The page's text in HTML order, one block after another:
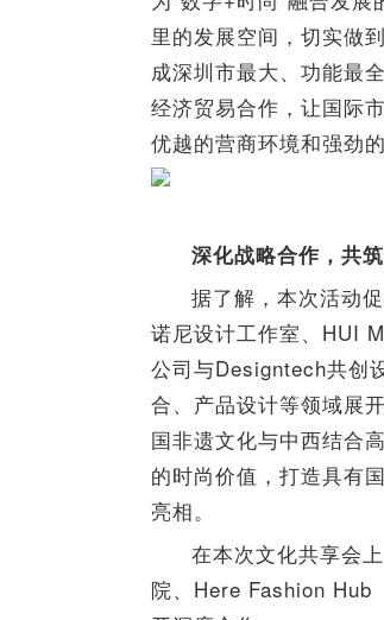
里的发展空间，切实做
成深圳市最大、功能最
经济贸易合作，让国际
优越的营商环境和强劲
深化战略合作，共
据了解，本次活动
诺尼设计工作室、HUI
公司与Designtech共创
合、产品设计等领域展
国非遗文化与中西结合
的时尚价值，打造具有
亮相。
在本次文化共享会
院、Here Fashion Hub